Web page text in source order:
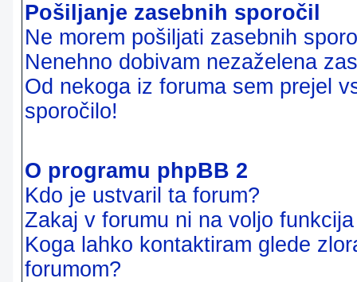
Pošiljanje zasebnih sporočil
Ne morem pošiljati zasebnih
Nenehno dobivam nezaželena
Od nekoga iz foruma sem prejel
sporočilo!
O programu phpBB 2
Kdo je ustvaril ta forum?
Zakaj v forumu ni na voljo
Koga lahko kontaktiram glede
forumom?